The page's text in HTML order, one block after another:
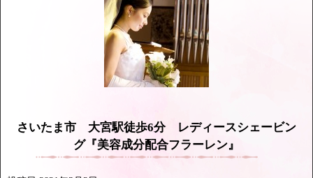
さいたま市 大宮駅徒歩6分 レディースシェービン
グ『美容成分配合フラーレン』